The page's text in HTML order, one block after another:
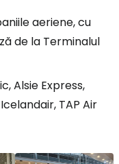
aeriene, cu
de la Terminalul
Alsie Express,
TAP Air